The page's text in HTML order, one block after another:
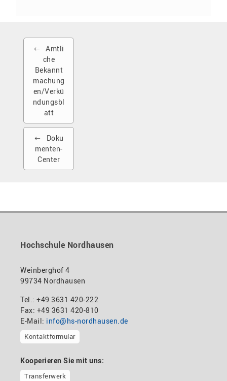
Amtli
che
Bekannt
machung
en/Verkü
ndungsbl
att
Doku
menten-
Center
Hochschule Nordhausen
Weinberghof 4
99734 Nordhausen
Tel.: +49 3631 420-222
Fax: +49 3631 420-810
E-Mail: info@hs-nordhausen.de
Kontaktformular
Kooperieren Sie mit uns:
Transferwerk